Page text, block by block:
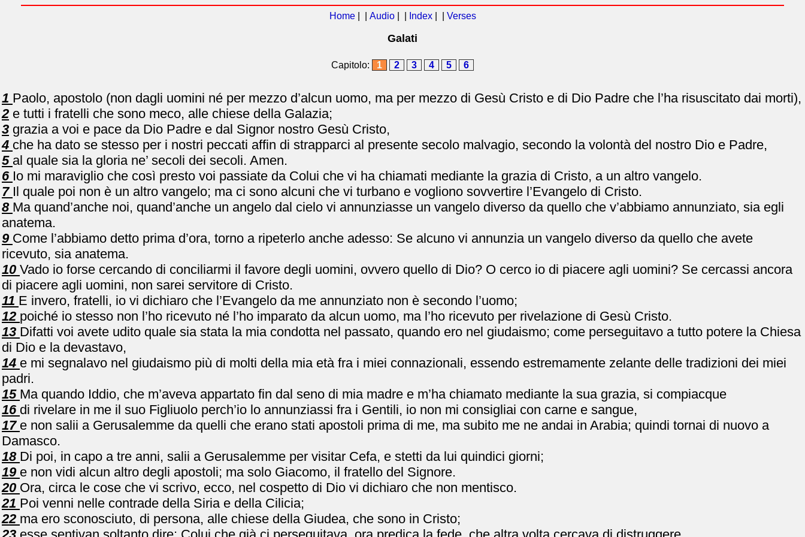
Home| | Audio| | Index| | Verses
Galati
Capitolo: 1 2 3 4 5 6
1 Paolo, apostolo (non dagli uomini né per mezzo d’alcun uomo, ma per mezzo di Gesù Cristo e di Dio Padre che l’ha risuscitato dai morti),
2 e tutti i fratelli che sono meco, alle chiese della Galazia;
3 grazia a voi e pace da Dio Padre e dal Signor nostro Gesù Cristo,
4 che ha dato se stesso per i nostri peccati affin di strapparci al presente secolo malvagio, secondo la volontà del nostro Dio e Padre,
5 al quale sia la gloria ne’ secoli dei secoli. Amen.
6 Io mi maraviglio che così presto voi passiate da Colui che vi ha chiamati mediante la grazia di Cristo, a un altro vangelo.
7 Il quale poi non è un altro vangelo; ma ci sono alcuni che vi turbano e vogliono sovvertire l’Evangelo di Cristo.
8 Ma quand’anche noi, quand’anche un angelo dal cielo vi annunziasse un vangelo diverso da quello che v’abbiamo annunziato, sia egli
anatema.
9 Come l’abbiamo detto prima d’ora, torno a ripeterlo anche adesso: Se alcuno vi annunzia un vangelo diverso da quello che avete
ricevuto, sia anatema.
10 Vado io forse cercando di conciliarmi il favore degli uomini, ovvero quello di Dio? O cerco io di piacere agli uomini? Se cercassi ancora
di piacere agli uomini, non sarei servitore di Cristo.
11 E invero, fratelli, io vi dichiaro che l’Evangelo da me annunziato non è secondo l’uomo;
12 poiché io stesso non l’ho ricevuto né l’ho imparato da alcun uomo, ma l’ho ricevuto per rivelazione di Gesù Cristo.
13 Difatti voi avete udito quale sia stata la mia condotta nel passato, quando ero nel giudaismo; come perseguitavo a tutto potere la Chiesa
di Dio e la devastavo,
14 e mi segnalavo nel giudaismo più di molti della mia età fra i miei connazionali, essendo estremamente zelante delle tradizioni dei miei
padri.
15 Ma quando Iddio, che m’aveva appartato fin dal seno di mia madre e m’ha chiamato mediante la sua grazia, si compiacque
16 di rivelare in me il suo Figliuolo perch’io lo annunziassi fra i Gentili, io non mi consigliai con carne e sangue,
17 e non salii a Gerusalemme da quelli che erano stati apostoli prima di me, ma subito me ne andai in Arabia; quindi tornai di nuovo a
Damasco.
18 Di poi, in capo a tre anni, salii a Gerusalemme per visitar Cefa, e stetti da lui quindici giorni;
19 e non vidi alcun altro degli apostoli; ma solo Giacomo, il fratello del Signore.
20 Ora, circa le cose che vi scrivo, ecco, nel cospetto di Dio vi dichiaro che non mentisco.
21 Poi venni nelle contrade della Siria e della Cilicia;
22 ma ero sconosciuto, di persona, alle chiese della Giudea, che sono in Cristo;